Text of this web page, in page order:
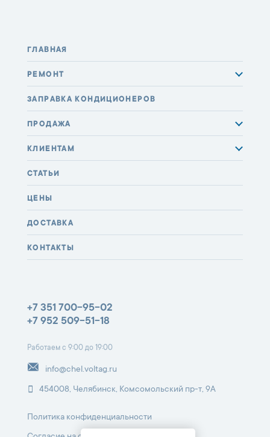
ГЛАВНАЯ
РЕМОНТ
ЗАПРАВКА КОНДИЦИОНЕРОВ
ПРОДАЖА
КЛИЕНТАМ
СТАТЬИ
ЦЕНЫ
ДОСТАВКА
КОНТАКТЫ
+7 351 700-95-02
+7 952 509-51-18
Работаем с 9:00 до 19:00
info@chel.voltag.ru
454008, Челябинск, Комсомольский пр-т, 9А
Политика конфиденциальности